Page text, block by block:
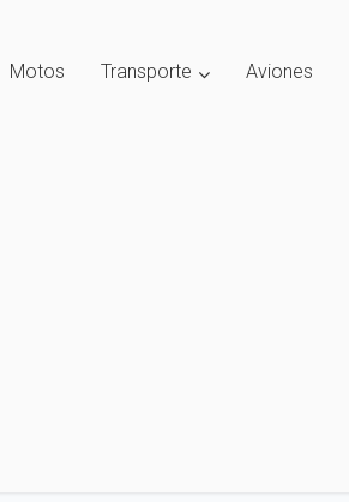
Motos Transporte Aviones